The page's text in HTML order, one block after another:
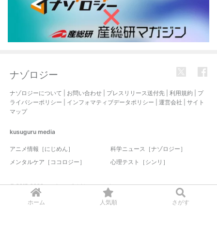
ホーム 人気順 さがす
ナゾロジー
ナゾロジーについて お問い合わせ プレスリリース送付先 利用規約
プ
ライバシーポリシー
インフォマティブデータポリシー 運営会社
サイト
マップ
kusuguru media
アニメ情報［にじめん］
科学ニュース［ナゾロジー］
メンタルケア［ココロジー］
心理テスト［シンリ］
© 2017-2026 nazology. all rights reserved.